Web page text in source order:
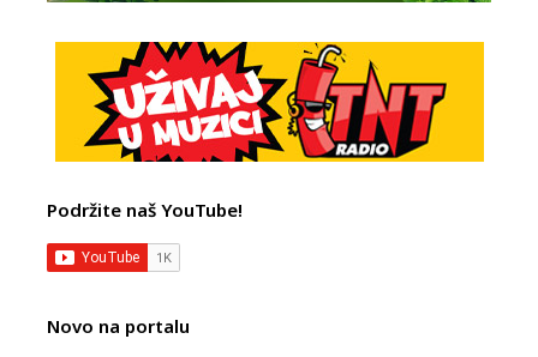
Podržite naš YouTube!
Novo na portalu